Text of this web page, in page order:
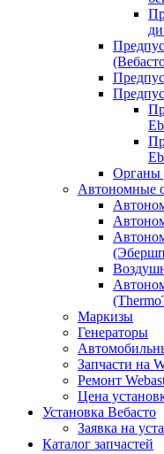
Органы
Автономные
Маркизы
Генераторы
Запчасти на
Ремонт
Цена
Установка Вебасто
Заявка на
Каталог запчастей